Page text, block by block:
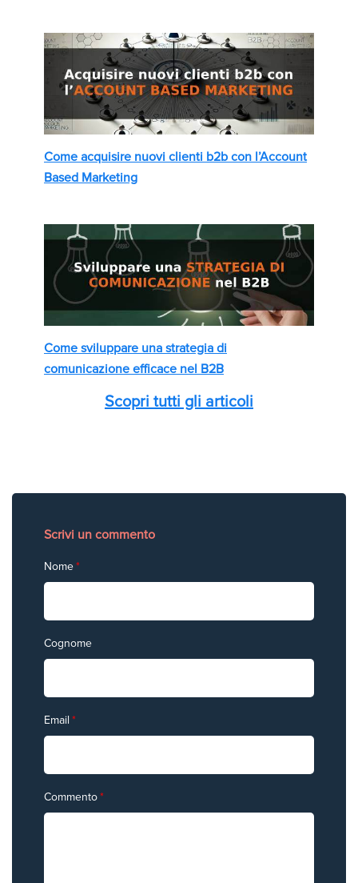
Come acquisire nuovi clienti b2b con l’Account
Based Marketing
Come sviluppare una strategia di
comunicazione efficace nel B2B
Scopri tutti gli articoli
Scrivi un commento
Nome*
Cognome
Email *
Commento*